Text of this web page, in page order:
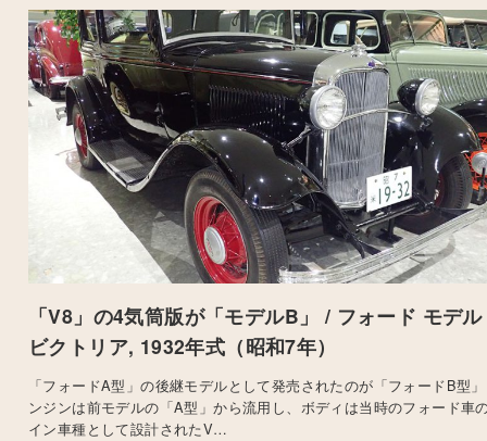
「V8」の4気筒版が「モデルB」 / フォード モデ
ビクトリア, 1932年式（昭和7年）
「フォードA型」の後継モデルとして発売されたのが「フォードB型
ンジンは前モデルの「A型」から流用し、ボディは当時のフォード車
イン車種として設計されたV…